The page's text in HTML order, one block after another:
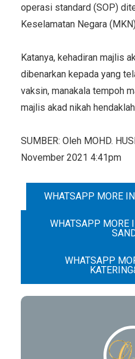
operasi standard (SOP)
Keselamatan Negara
Katanya, kehadiran majlis
dibenarkan kepada yang
vaksin, manakala tempoh
majlis akad nikah
SUMBER: Oleh MOHD.
November 2021 4:41pm
WHATSAPP MORE
WHATSAPP MORE
WHATSAPP